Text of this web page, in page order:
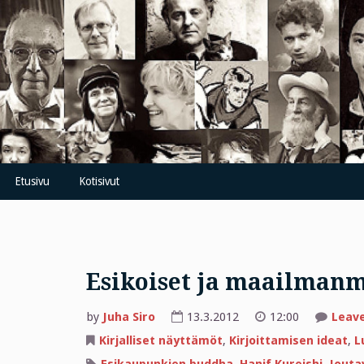
Skip
to
content
Etusivu Kotisivut
Esikoiset ja
by Juha Siro 13.3.2012 12:00
Kirjalliset näyttämöt, Kirjoittamisen ideat,